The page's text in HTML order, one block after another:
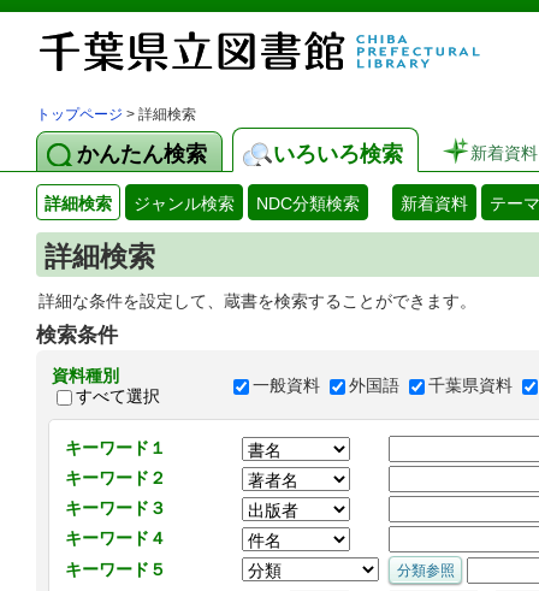
トップページ > 詳細検索
かんたん検索 いろいろ検索 新着資料
詳細検索 ジャンル検索 NDC分類検索 新着資料 テー
詳細検索
詳細な条件を設定して、蔵書を検索することができます。
検索条件
資料種別
すべて選択
一般資料 外国語 千葉県資料
キーワード１
キーワード２
キーワード３
キーワード４
キーワード５